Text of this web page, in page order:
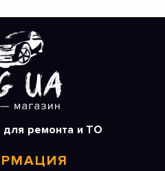
для ремонта и ТО